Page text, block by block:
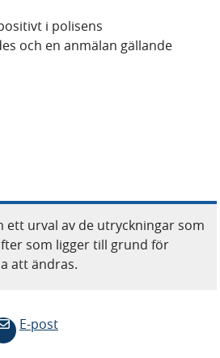
i polisens
och en anmälan gällande
urval av de utryckningar som
som ligger till grund för
att ändras.
E-post